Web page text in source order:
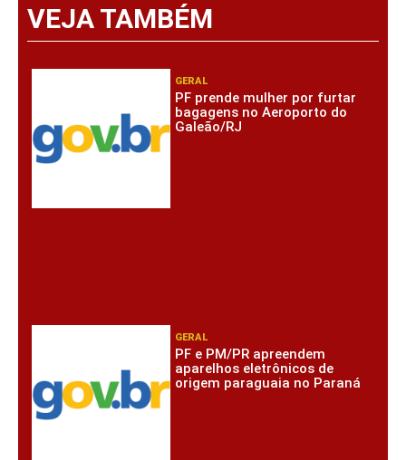
VEJA TAMBÉM
GERAL
PF prende mulher por furtar
bagagens no Aeroporto do
Galeão/RJ
GERAL
PF e PM/PR apreendem
aparelhos eletrônicos de
origem paraguaia no Paraná